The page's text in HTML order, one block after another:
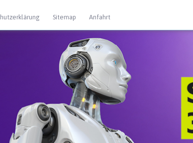
Sitemap Anfahrt
Extras